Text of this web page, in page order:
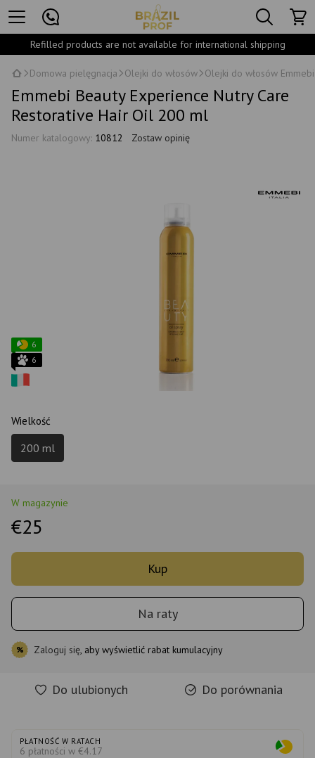
Refilled products are not available for international shipping
Domowa pielęgnacja Olejki do włosów Olejki do włosów
Emmebi Beauty Experience Nutry Care
Restorative Hair Oil 200 ml
Numer katalogowy: 10812 Zostaw opinię
6
6
Wielkość
200 ml
W magazynie
€25
Kup
Na raty
% Zaloguj się , aby wyświetlić rabat kumulacyjny
Do ulubionych Do porównania
PŁATNOŚĆ W RATACH
6 płatności w €4.17